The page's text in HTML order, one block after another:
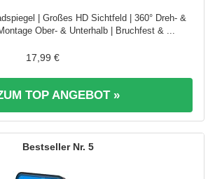
| Großes HD Sichtfeld | 360° Dreh- &
Ober- & Unterhalb | Bruchfest & ...
17,99 €
TOP ANGEBOT »
5